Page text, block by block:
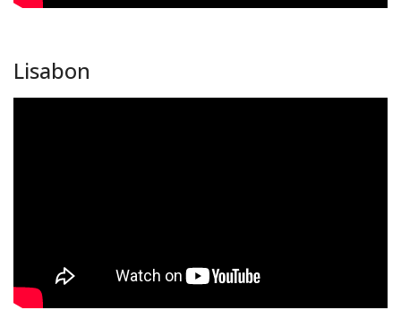
Lisabon